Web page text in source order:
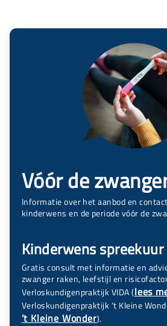
Vóór de
Informatie over het aanbod en
kinderwens en de periode vóór de
Kinderwens spreekuur
Gratis consult met informatie en
zwanger raken, leefstijl en
Verloskundigenpraktijk VIDA (lees
Verloskundigenpraktijk ’t Kleine
’t Kleine Wonder).